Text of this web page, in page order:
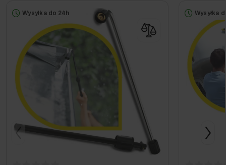
Myjka Ciśnieniowa Kärcher K 6 Comfort Premium z lancą
4-w-1 i bębnem w bogatym wyposażeniu standardowym
(dokładne wyszczególnienie w sekcji Wyposażenie
standardowe)
Wysyłka do 24h Wysyłka